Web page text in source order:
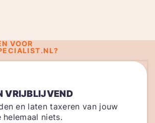
VOOR
VRIJBLIJVEND
en laten taxeren van jouw
niets.